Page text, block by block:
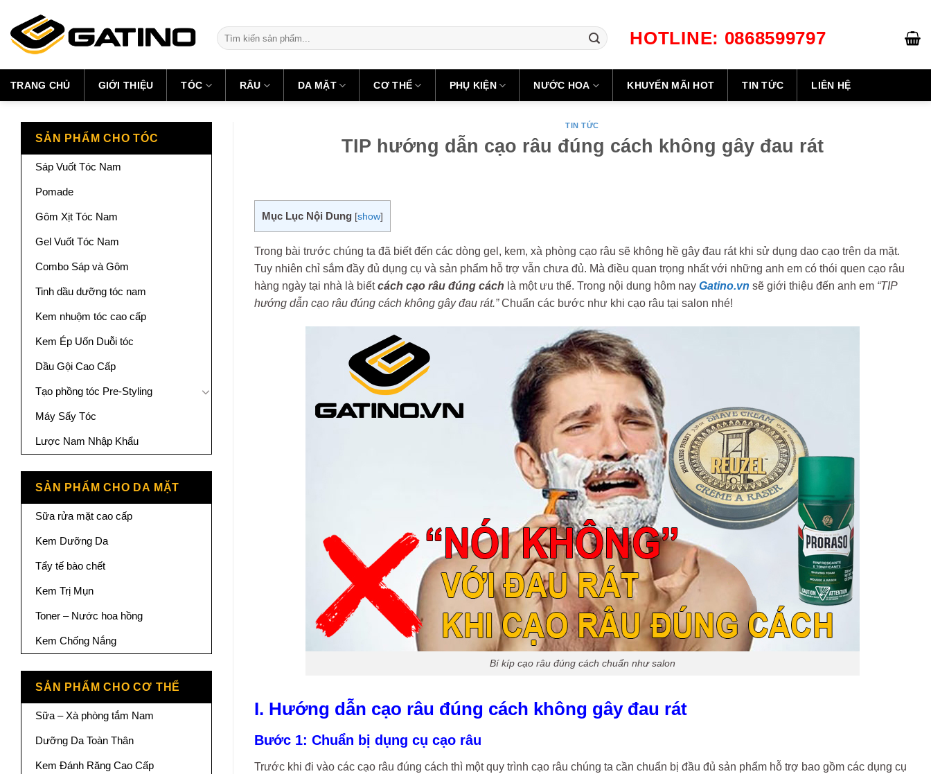
content
Tìm
kiếm:
HOTLINE: 0868599797
TRANG CHỦ GIỚI THIỆU TÓC RÂU DA MẶT CƠ THỂ PHỤ KIỆN NƯỚC HOA KHUYẾN MÃI HOT TIN TỨC LIÊN HỆ
SẢN PHẨM CHO TÓC
Sáp Vuốt Tóc Nam
Pomade
Gôm Xịt Tóc Nam
Gel Vuốt Tóc Nam
Combo Sáp và Gôm
Tinh dầu dưỡng tóc nam
Kem nhuộm tóc cao cấp
Kem Ép Uốn Duỗi tóc
Dầu Gội Cao Cấp
Tạo phồng tóc Pre-Styling
Máy Sấy Tóc
Lược Nam Nhập Khẩu
SẢN PHẨM CHO DA MẶT
Sữa rửa mặt cao cấp
Kem Dưỡng Da
Tẩy tế bào chết
Kem Trị Mụn
Toner – Nước hoa hồng
Kem Chống Nắng
SẢN PHẨM CHO CƠ THỂ
Sữa – Xà phòng tắm Nam
Dưỡng Da Toàn Thân
Kem Đánh Răng Cao Cấp
TIN TỨC
TIP hướng dẫn cạo râu đúng cách không gây đau rát
Mục Lục Nội Dung [show]
Trong bài trước chúng ta đã biết đến các dòng gel, kem, xà phòng cạo râu sẽ không hề gây đau rát khi sử dụng dao cạo trên da mặt.
Tuy nhiên chỉ sắm đầy đủ dụng cụ và sản phẩm hỗ trợ vẫn chưa đủ. Mà điều quan trọng nhất với những anh em có thói quen cạo râu
hàng ngày tại nhà là biếtcách cạo râu đúng cách là một ưu thế. Trong nội dung hôm nay Gatino.vn sẽ giới thiệu đến anh em “TIP
hướng dẫn cạo râu đúng cách không gây đau rát.”Chuẩn các bước như khi cạo râu tại salon nhé!
Bí kíp cạo râu đúng cách chuẩn như salon
I. Hướng dẫn cạo râu đúng cách không gây đau rát
Bước 1: Chuẩn bị dụng cụ cạo râu
Trước khi đi vào các cạo râu đúng cách thì một quy trình cạo râu chúng ta cần chuẩn bị đầu đủ sản phẩm hỗ trợ bao gồm các dụng cụ